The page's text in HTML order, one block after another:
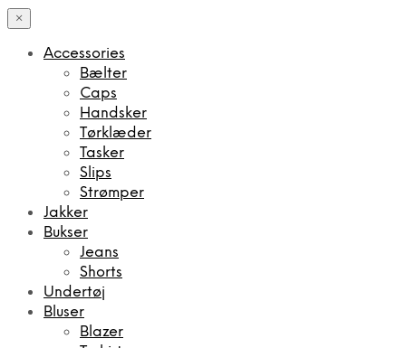
×
Accessories
Bælter
Caps
Handsker
Tørklæder
Tasker
Slips
Strømper
Jakker
Bukser
Jeans
Shorts
Undertøj
Bluser
Blazer